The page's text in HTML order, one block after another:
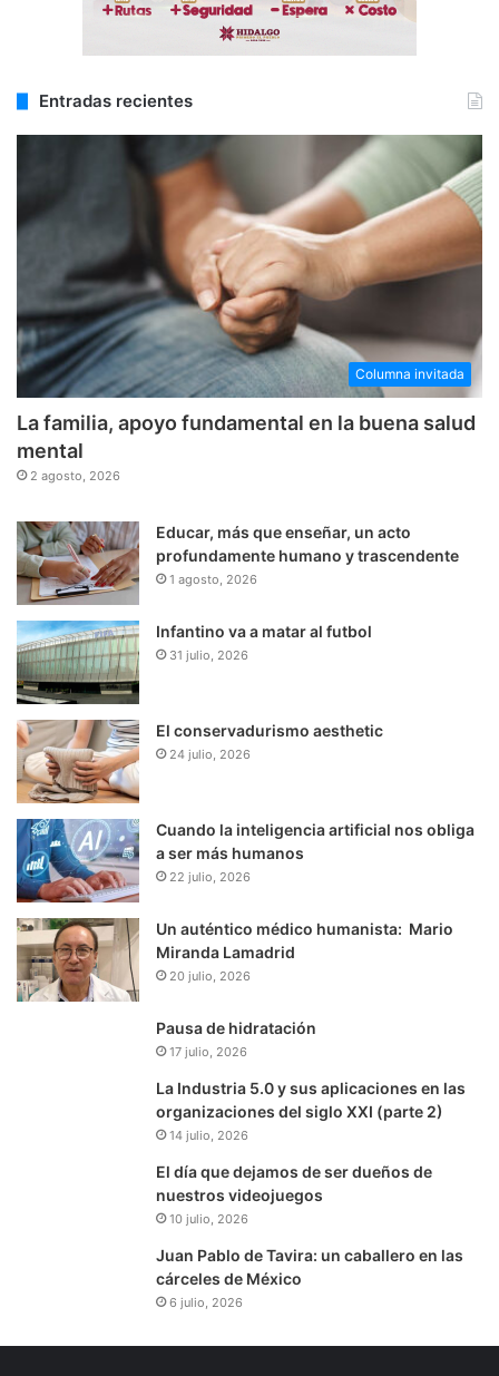
Entradas recientes
Columna invitada
La familia, apoyo fundamental en la buena salud
mental
2 agosto, 2026
Educar, más que enseñar, un acto
profundamente humano y trascendente
1 agosto, 2026
Infantino va a matar al futbol
31 julio, 2026
El conservadurismo aesthetic
24 julio, 2026
Cuando la inteligencia artificial nos obliga
a ser más humanos
22 julio, 2026
Un auténtico médico humanista: Mario
Miranda Lamadrid
20 julio, 2026
Pausa de hidratación
17 julio, 2026
La Industria 5.0 y sus aplicaciones en las
organizaciones del siglo XXI (parte 2)
14 julio, 2026
El día que dejamos de ser dueños de
nuestros videojuegos
10 julio, 2026
Juan Pablo de Tavira: un caballero en las
cárceles de México
6 julio, 2026